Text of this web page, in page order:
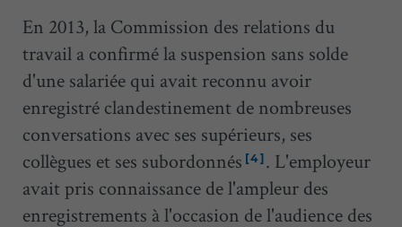
En 2013, la Commission des relations du
travail a confirmé la suspension sans solde
d'une salariée qui avait reconnu avoir
enregistré clandestinement de nombreuses
conversations avec ses supérieurs, ses
collègues et ses subordonnés [4] . L'employeur
avait pris connaissance de l'ampleur des
enregistrements à l'occasion de l'audience des